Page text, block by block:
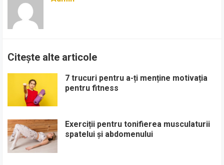
Citește alte articole
7 trucuri pentru a-ți menține motivația
pentru fitness
Exerciții pentru tonifierea musculaturii
spatelui și abdomenului